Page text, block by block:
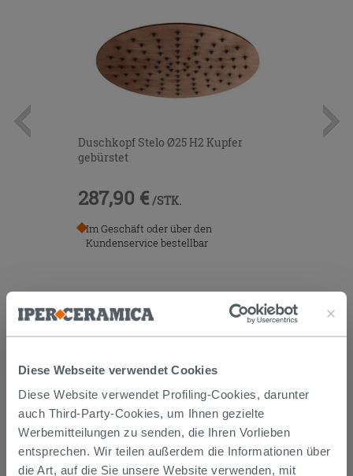
Diese Webseite verwendet Cookies
Diese Website verwendet Profiling-Cookies, darunter
auch Third-Party-Cookies, um Ihnen gezielte
Werbemitteilungen zu senden, die Ihren Vorlieben
entsprechen. Wir teilen außerdem die Informationen über
die Art, auf die Sie unsere Website verwenden, mit
Duschkopf Stelo Ø25 H2 Kupfer
gebürstet
287,90 € /STK.
Im Geschäft oder über den
Kundenservice bestellbar
Versand
Die Waren werden normalerweise innerhalb von 15